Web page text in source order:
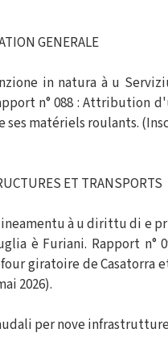
GENERALE
in natura à u
n° 088 : Attribution
matériels roulants.
ET TRANSPORTS
à u dirittu di e
è Furiani. Rapport
giratoire de
2026).
per nove